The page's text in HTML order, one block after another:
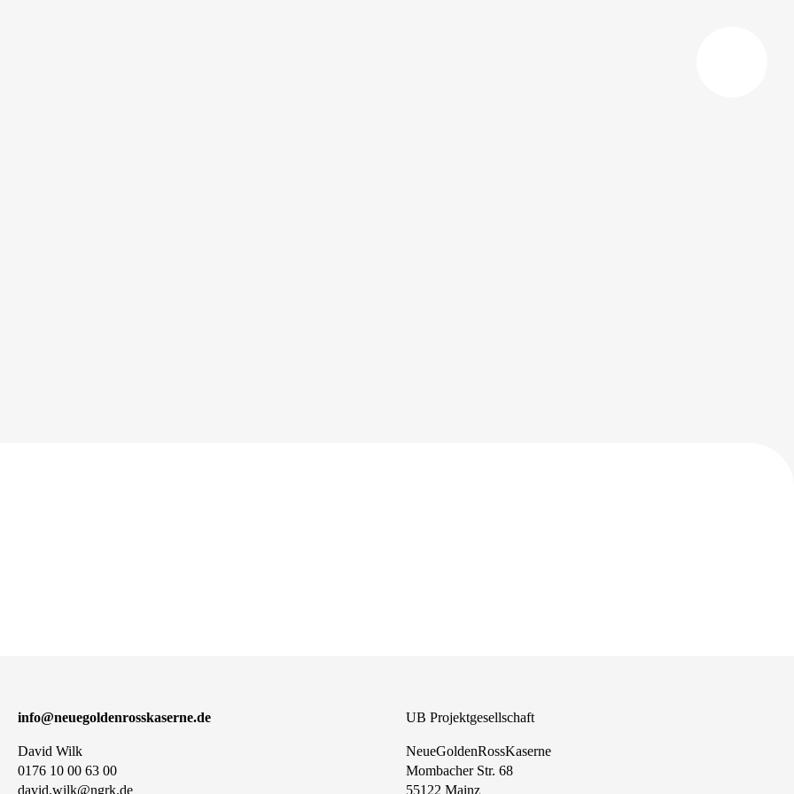
info@neuegoldenrosskaserne.de
David Wilk
0176 10 00 63 00
david.wilk@ngrk.de
UB Projektgesellschaft
NeueGoldenRossKaserne
Mombacher Str. 68
55122 Mainz